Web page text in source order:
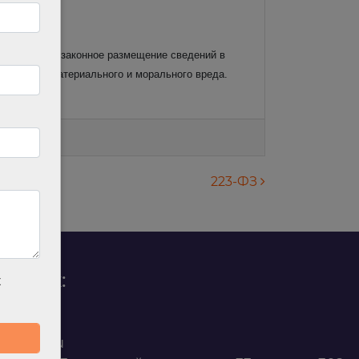
что незаконное размещение сведений в
нематериального и морального вреда.
223-ФЗ
45